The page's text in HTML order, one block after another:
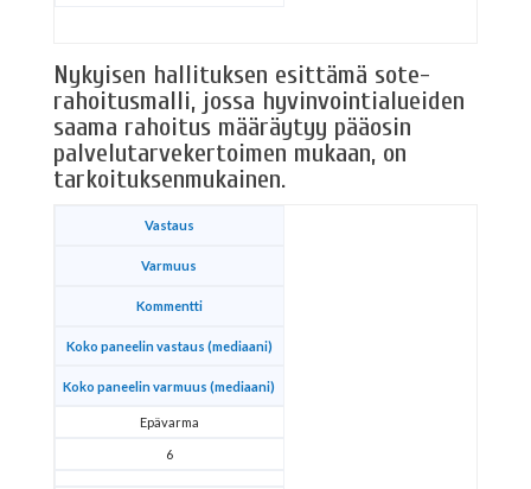
Nykyisen hallituksen esittämä sote-
rahoitusmalli, jossa hyvinvointialueiden
saama rahoitus määräytyy pääosin
palvelutarvekertoimen mukaan, on
tarkoituksenmukainen.
Vastaus
Varmuus
Kommentti
Koko paneelin vastaus (mediaani)
Koko paneelin varmuus (mediaani)
Epävarma
6